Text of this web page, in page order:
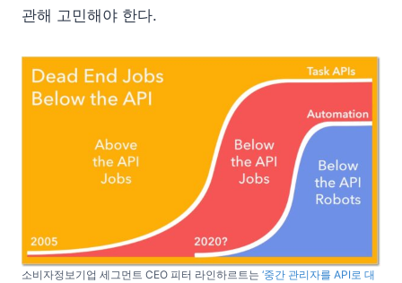
관해 고민해야 한다.
소비자정보기업 세그먼트 CEO 피터 라인하르트는 ‘중간 관리자를 API로 대